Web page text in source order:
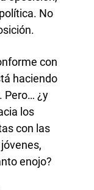
No
con
haciendo
Pero… ¿y
los
con las
enojo?